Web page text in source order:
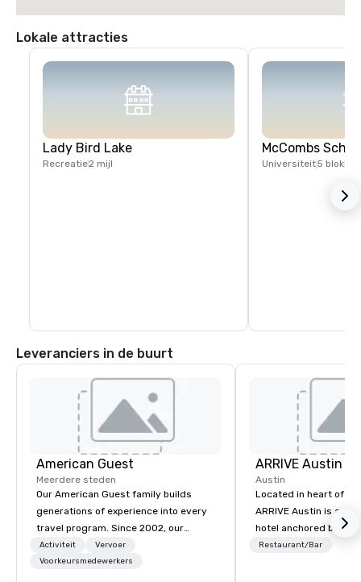
Lokale attracties
Lady Bird Lake
Recreatie2 mijl
McCombs
Universiteit5 blokken
Leveranciers in de buurt
American Guest
Meerdere steden
Our American Guest family builds
generations of experience into every
travel program. Since 2002, our
mission has been to capture the
imagination of your corporate guests
Activiteit
Vervoer
Voorkeursmedewerkers
ARRIVE Austin
Austin
Located in heart of
ARRIVE Austin is an
hotel anchored by
bars that
Restaurant/Bar